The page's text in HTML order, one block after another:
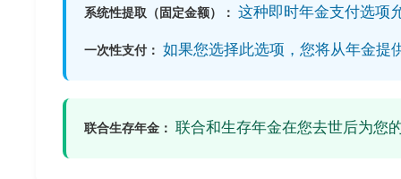
系统性提取（固定金额）： 这种即时年金支付选项
一次性支付： 如果您选择此选项，您将从年金提
联合生存年金： 联合和生存年金在您去世后为您